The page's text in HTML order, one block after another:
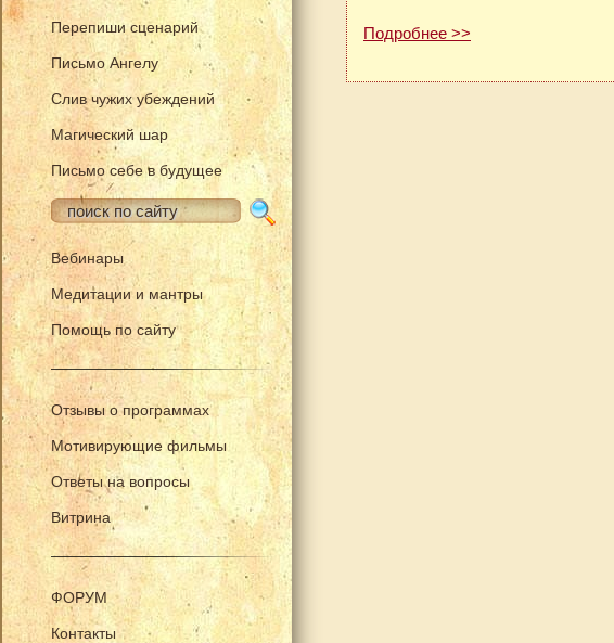
Перепиши сценарий
Письмо Ангелу
Слив чужих убеждений
Магический шар
Письмо себе в будущее
Вебинары
Медитации и мантры
Помощь по сайту
Отзывы о программах
Мотивирующие фильмы
Ответы на вопросы
Витрина
ФОРУМ
Контакты
Подробнее >>